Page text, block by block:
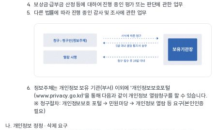
4. 보상금·급부금 산정 등에 대하여 진행 중인 평가 또는 판단에 관한 업무
5. 다른 법률에 따라 진행 중인 감사 및 조사에 관한 업무
6. 정보주체는 개인정보 보유 기관(부서) 이외에 '개인정보보호포털
(www.privacy.go.kr)'을 통해 다음과 같이 개인정보 열람청구를 할 수 있습니다.
※ 청구절차: 개인정보보호 포털 → 민원마당 → 개인정보 열람 등 요구(본인인증
필요)
나. 개인정보 정정 · 삭제 요구